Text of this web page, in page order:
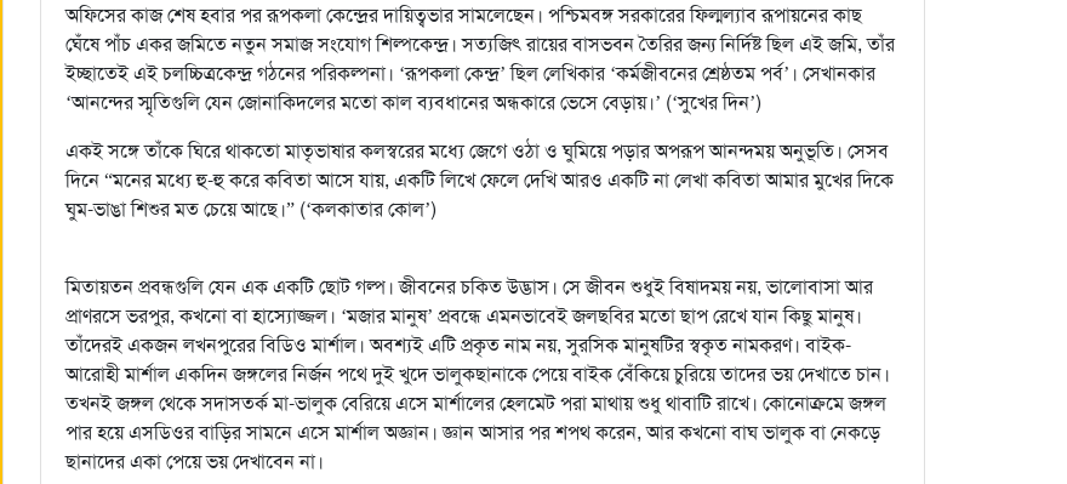
অফিসের কাজ শেষ হবার পর রূপকলা কেন্দ্রের দায়িত্বভার সামলেছেন। পশ্চিমবঙ্গ সরকারের ফিল্মল্যাব রূপায়নের কাছ
ঘেঁষে পাঁচ একর জমিতে নতুন সমাজ সংযোগ শিল্পকেন্দ্র। সত্যজিৎ রায়ের বাসভবন তৈরির জন্য নির্দিষ্ট ছিল এই জমি, তাঁর
ইচ্ছাতেই এই চলচ্চিত্রকেন্দ্র গঠনের পরিকল্পনা। ‘রূপকলা কেন্দ্র’ ছিল লেখিকার ‘কর্মজীবনের শ্রেষ্ঠতম পর্ব’। সেখানকার
‘আনন্দের স্মৃতিগুলি যেন জোনাকিদলের মতো কাল ব্যবধানের অন্ধকারে ভেসে বেড়ায়।’ (‘সুখের দিন’)
একই সঙ্গে তাঁকে ঘিরে থাকতো মাতৃভাষার কলস্বরের মধ্যে জেগে ওঠা ও ঘুমিয়ে পড়ার অপরূপ আনন্দময় অনুভূতি। সেসব
দিনে “মনের মধ্যে হু-হু করে কবিতা আসে যায়, একটি লিখে ফেলে দেখি আরও একটি না লেখা কবিতা আমার মুখের দিকে
ঘুম-ভাঙা শিশুর মত চেয়ে আছে।” (‘কলকাতার কোল’)
মিতায়তন প্রবন্ধগুলি যেন এক একটি ছোট গল্প। জীবনের চকিত উদ্ভাস। সে জীবন শুধুই বিষাদময় নয়, ভালোবাসা আর
প্রাণরসে ভরপুর, কখনো বা হাস্যোজ্জল। ‘মজার মানুষ’ প্রবন্ধে এমনভাবেই জলছবির মতো ছাপ রেখে যান কিছু মানুষ।
তাঁদেরই একজন লখনপুরের বিডিও মার্শাল। অবশ্যই এটি প্রকৃত নাম নয়, সুরসিক মানুষটির স্বকৃত নামকরণ। বাইক-
আরোহী মার্শাল একদিন জঙ্গলের নির্জন পথে দুই খুদে ভালুকছানাকে পেয়ে বাইক বেঁকিয়ে চুরিয়ে তাদের ভয় দেখাতে চান।
তখনই জঙ্গল থেকে সদাসতর্ক মা-ভালুক বেরিয়ে এসে মার্শালের হেলমেট পরা মাথায় শুধু থাবাটি রাখে। কোনোক্রমে জঙ্গল
পার হয়ে এসডিওর বাড়ির সামনে এসে মার্শাল অজ্ঞান। জ্ঞান আসার পর শপথ করেন, আর কখনো বাঘ ভালুক বা নেকড়ে
ছানাদের একা পেয়ে ভয় দেখাবেন না।